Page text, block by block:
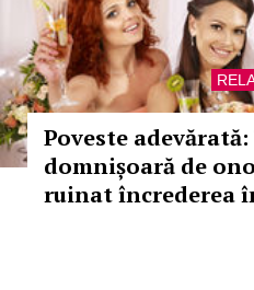
Poveste
domnișoară de
ruinat încrederea